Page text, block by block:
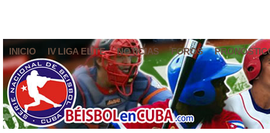
INICIO IV LIGA ELITE NOTICIAS FOROS